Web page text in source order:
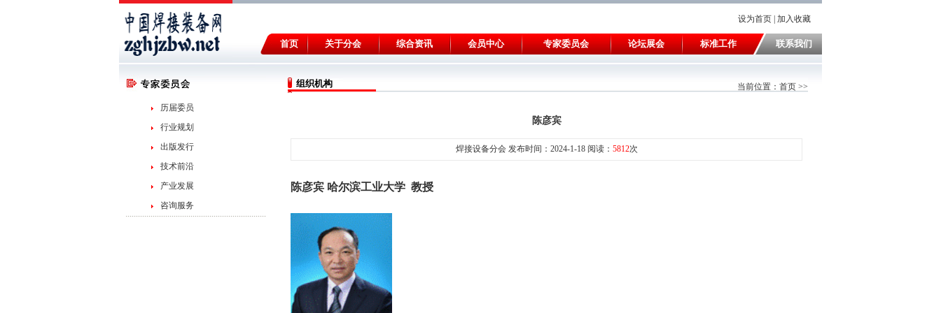
设为首页 加入收藏
首页 关于分会 综合资讯 会员中心 专家委员会 论坛展会 标准工作 联系我们
历届委员
行业规划
出版发行
技术前沿
产业发展
咨询服务
组织机构 当前位置： 首页 >>
陈彦宾
焊接设备分会发布时间：2024-1-18 阅读： 5812次
陈彦宾 哈尔滨工业大学 教授